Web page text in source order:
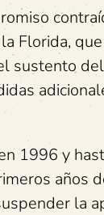
Florida,
sustento
1996 y
años
la